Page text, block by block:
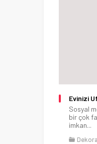
Evinizi
Sosyal
bir çok
imkan...